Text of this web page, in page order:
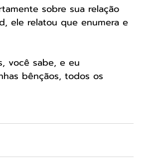
sobre sua relação
ele relatou que enumera e
você sabe, e eu
bênçãos, todos os